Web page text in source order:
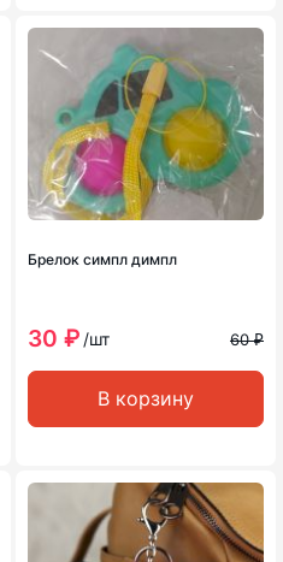
Брелок симпл димпл
30 ₽ /шт 60 ₽
В корзину